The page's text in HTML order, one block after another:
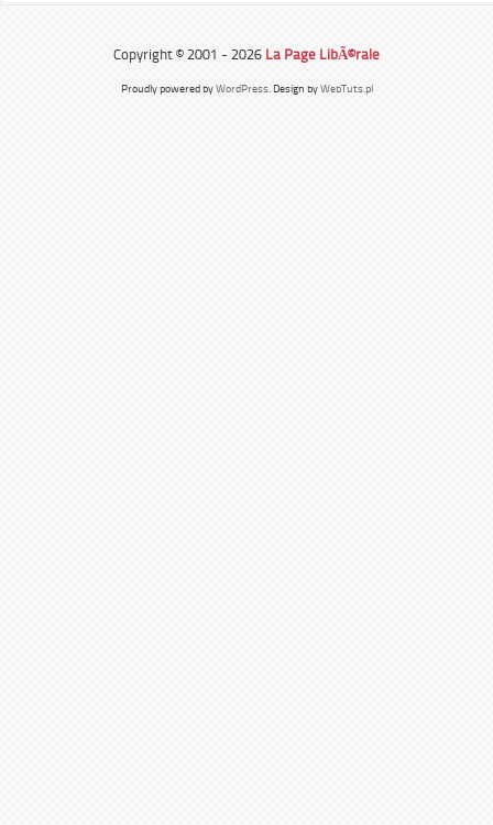
Copyright © 2001 - 2026 La Page LibÃ©rale
Proudly powered byWordPress. Design byWebTuts.pl